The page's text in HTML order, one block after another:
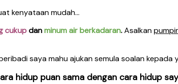
kenyataan mudah…
cukupdanminum air berkadaran.Asalkan
saya mahu ajukan semula soalan kepada
hidup puan sama dengan cara hidup